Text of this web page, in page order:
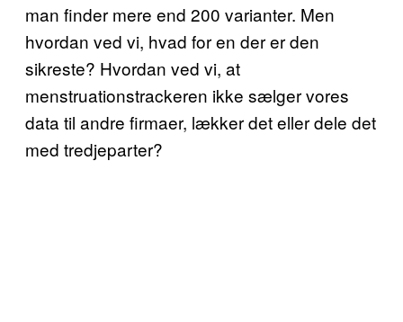
man finder mere end 200 varianter. Men
hvordan ved vi, hvad for en der er den
sikreste? Hvordan ved vi, at
menstruationstrackeren ikke sælger vores
data til andre firmaer, lækker det eller dele det
med tredjeparter?